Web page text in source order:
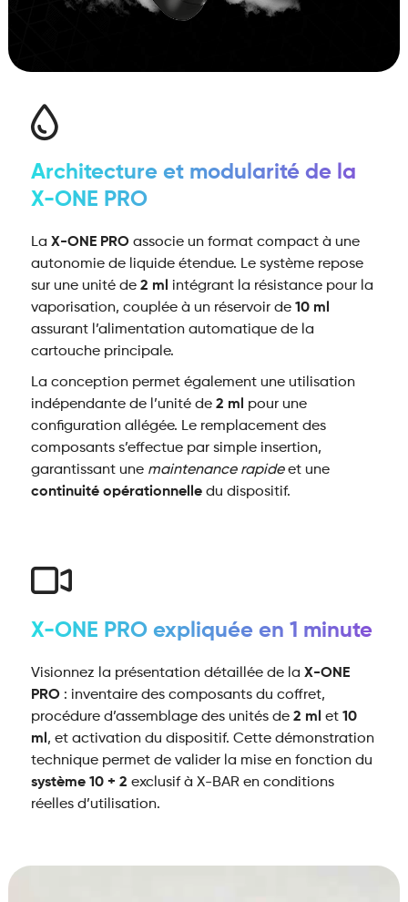
Architecture et modularité de la
X-ONE PRO
La X-ONE PROassocie un format compact à une
autonomie de liquide étendue. Le système repose
sur une unité de 2 ml
intégrant la résistance pour la
vaporisation, couplée à un réservoir de 10 ml
assurant l’alimentation automatique de la
cartouche principale.
La conception permet également une utilisation
indépendante de l’unité de 2 ml
pour une
configuration allégée. Le remplacement des
composants s’effectue par simple insertion,
garantissant une maintenance rapideet une
continuité opérationnelledu dispositif.
X-ONE PRO expliquée en 1 minute
Visionnez la présentation détaillée de la X-ONE
PRO: inventaire des composants du coffret,
procédure d’assemblage des unités de 2 ml et 10
ml , et activation du dispositif. Cette démonstration
technique permet de valider la mise en fonction du
système 10 + 2 exclusif à X-BAR en conditions
réelles d’utilisation.